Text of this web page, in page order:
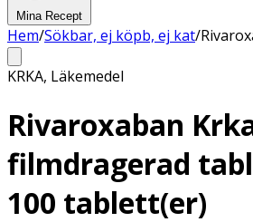
Mina Recept
Hem/Sökbar, ej köpb, ej kat/
KRKA, Läkemedel
Rivaroxaban
filmdragerad
100 tablett(er)